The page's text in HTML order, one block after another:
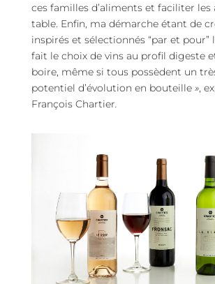
ces familles d’aliments et faciliter les
table. Enfin, ma démarche étant de
inspirés et sélectionnés “par et pour”
fait le choix de vins au profil digeste
boire, même si tous possèdent un
potentiel d’évolution en bouteille»,
François Chartier.